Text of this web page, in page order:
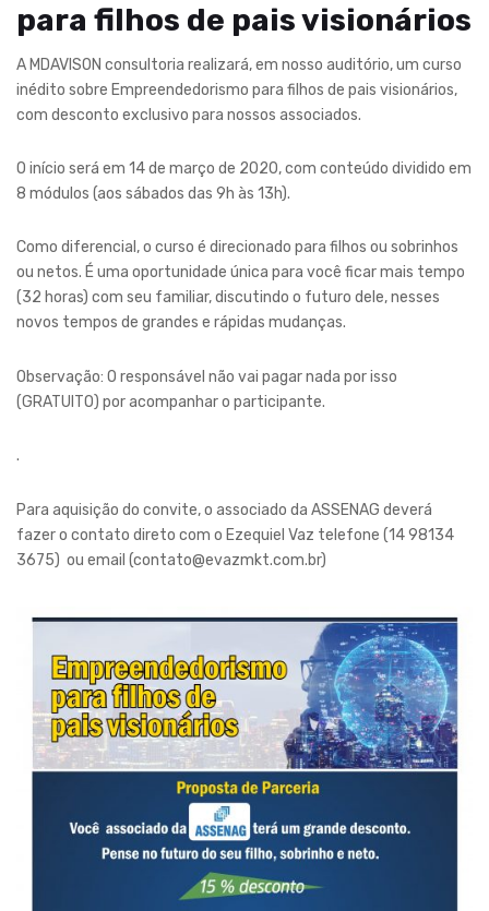
para filhos de pais visionários
A MDAVISON consultoria realizará, em nosso auditório, um curso
inédito sobre Empreendedorismo para filhos de pais visionários,
com desconto exclusivo para nossos associados.
O início será em 14 de março de 2020, com conteúdo dividido em
8 módulos (aos sábados das 9h às 13h).
Como diferencial, o curso é direcionado para filhos ou sobrinhos
ou netos. É uma oportunidade única para você ficar mais tempo
(32 horas) com seu familiar, discutindo o futuro dele, nesses
novos tempos de grandes e rápidas mudanças.
Observação: O responsável não vai pagar nada por isso
(GRATUITO) por acompanhar o participante.
.
Para aquisição do convite, o associado da ASSENAG deverá
fazer o contato direto com o Ezequiel Vaz telefone (14 98134
3675) ou email (contato@evazmkt.com.br)